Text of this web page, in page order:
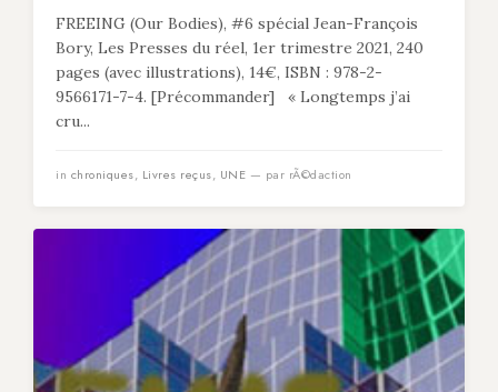
FREEING (Our Bodies), #6 spécial Jean-François
Bory, Les Presses du réel, 1er trimestre 2021, 240
pages (avec illustrations), 14€, ISBN : 978-2-
9566171-7-4. [Précommander] « Longtemps j’ai
cru...
in chroniques, Livres reçus, UNE — par rÃ©daction